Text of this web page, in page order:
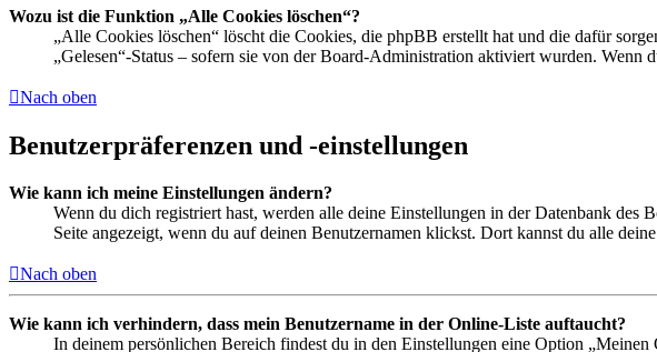
Wozu ist die Funktion „Alle Cookies löschen“?
„Alle Cookies löschen“ löscht die Cookies, die phpBB erstellt hat und die dafür
„Gelesen“-Status – sofern sie von der Board-Administration aktiviert wurden.
Nach oben
Benutzerpräferenzen und -einstellungen
Wie kann ich meine Einstellungen ändern?
Wenn du dich registriert hast, werden alle deine Einstellungen in der Datenbank des
Seite angezeigt, wenn du auf deinen Benutzernamen klickst. Dort kannst du alle
Nach oben
Wie kann ich verhindern, dass mein Benutzername in der Online-Liste auftaucht?
In deinem persönlichen Bereich findest du in den Einstellungen eine Option